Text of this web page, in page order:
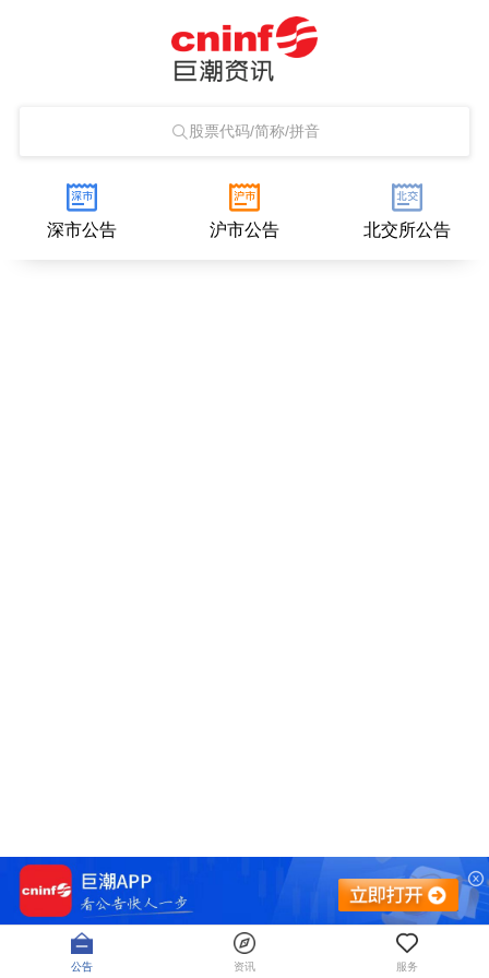
股票代码/简称/拼音
深市公告 沪市公告 北交所公告
公告 资讯 服务